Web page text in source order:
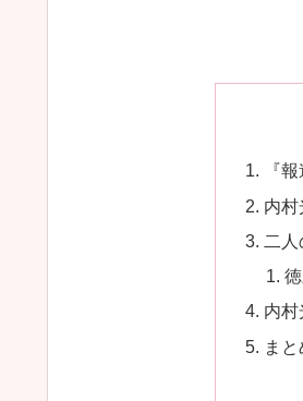
『
内村
二人
内村
まと